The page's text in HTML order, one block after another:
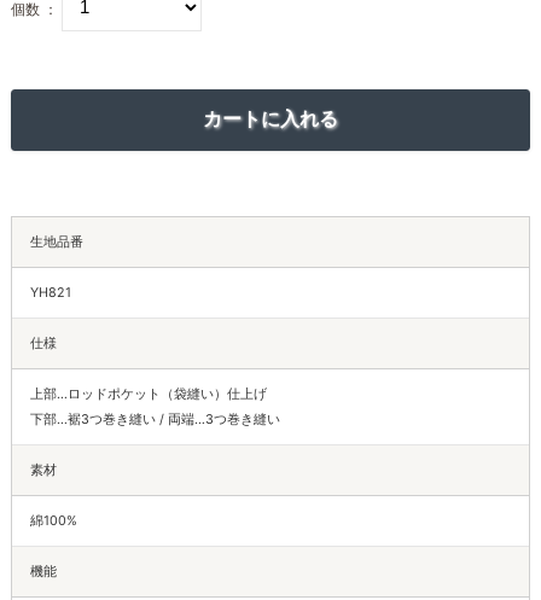
個数 ：
生地品番
YH821
仕様
上部…ロッドポケット（袋縫い）仕上げ
下部…裾3つ巻き縫い / 両端…3つ巻き縫い
素材
綿100%
機能